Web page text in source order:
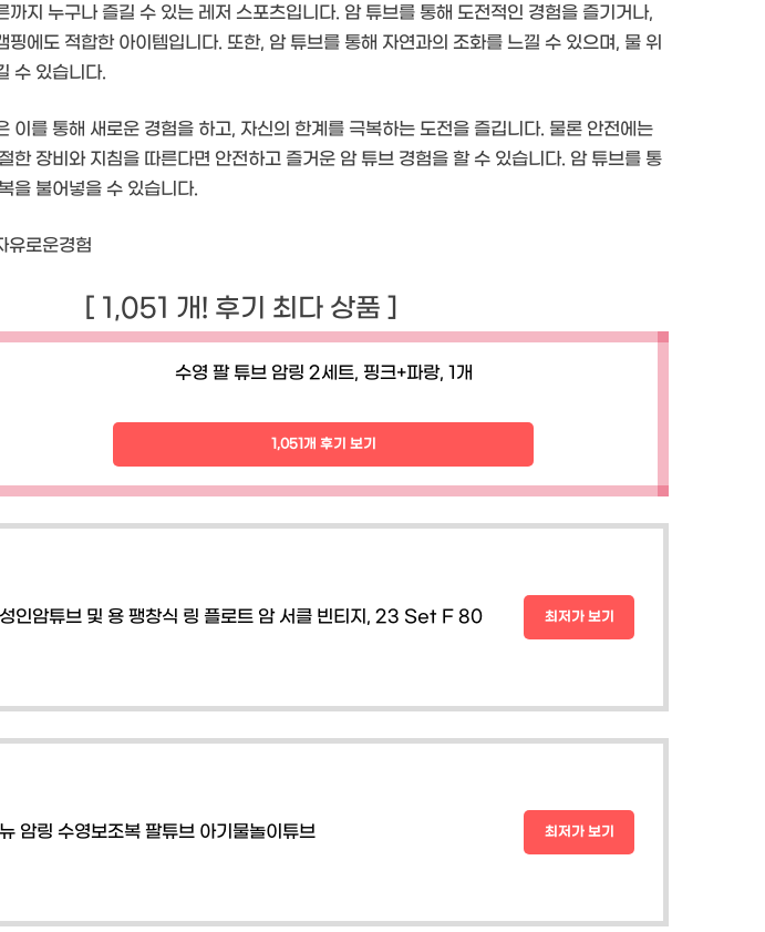
까지 누구나 즐길 수 있는 레저 스포츠입니다. 암 튜브를 통해 도전적인 경험을 즐기거나,
핑에도 적합한 아이템입니다. 또한, 암 튜브를 통해 자연과의 조화를 느낄 수 있으며, 물 위
수 있습니다.
이를 통해 새로운 경험을 하고, 자신의 한계를 극복하는 도전을 즐깁니다. 물론 안전에는
한 장비와 지침을 따른다면 안전하고 즐거운 암 튜브 경험을 할 수 있습니다. 암 튜브를 통
을 불어넣을 수 있습니다.
유로운경험
[ 1,051 개! 후기 최다 상품 ]
수영 팔 튜브 암링 2세트, 핑크+파랑, 1개
1,051개 후기 보기
성인암튜브 및 용 팽창식 링 플로트 암 서클 빈티지, 23 Set F 80 최저가 보기
뉴 암링 수영보조복 팔튜브 아기물놀이튜브 최저가 보기